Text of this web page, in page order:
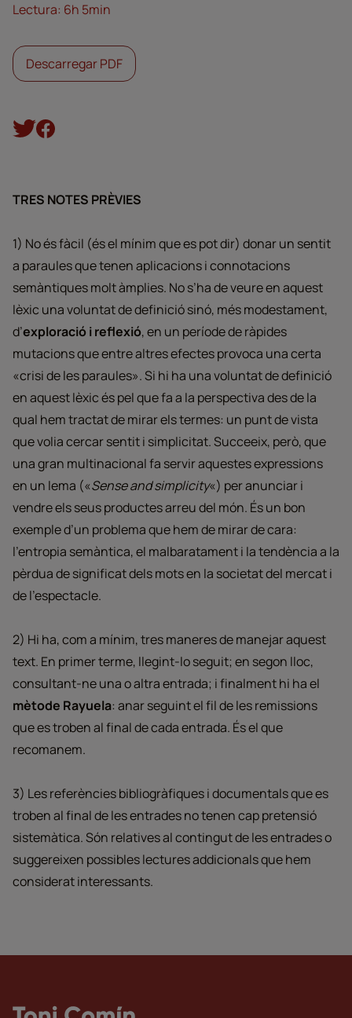
TRES NOTES PRÈVIES
1) No és fàcil (és el mínim que es pot dir) donar un sentit
a paraules que tenen aplicacions i connotacions
semàntiques molt àmplies. No s’ha de veure en aquest
lèxic una voluntat de definició sinó, més modestament,
d’exploració i reflexió, en un període de ràpides
mutacions que entre altres efectes provoca una certa
«crisi de les paraules». Si hi ha una voluntat de definició
en aquest lèxic és pel que fa a la perspectiva des de la
qual hem tractat de mirar els termes: un punt de vista
que volia cercar sentit i simplicitat. Succeeix, però, que
una gran multinacional fa servir aquestes expressions
en un lema («Sense and simplicity«) per anunciar i
vendre els seus productes arreu del món. És un bon
exemple d’un problema que hem de mirar de cara:
l’entropia semàntica, el malbaratament i la tendència a la
pèrdua de significat dels mots en la societat del mercat i
de l’espectacle.
2) Hi ha, com a mínim, tres maneres de manejar aquest
text. En primer terme, llegint-lo seguit; en segon lloc,
consultant-ne una o altra entrada; i finalment hi ha el
mètode Rayuela: anar seguint el fil de les remissions
que es troben al final de cada entrada. És el que
recomanem.
3) Les referències bibliogràfiques i documentals que es
troben al final de les entrades no tenen cap pretensió
sistemàtica. Són relatives al contingut de les entrades o
suggereixen possibles lectures addicionals que hem
considerat interessants.
Lectura: 6h 5min
Descarregar PDF